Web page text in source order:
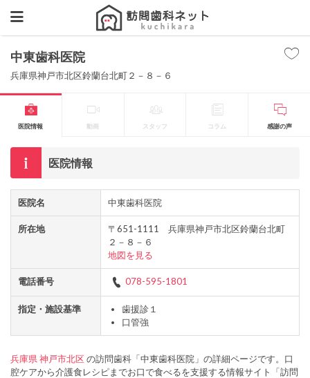
中東歯科医院
兵庫県神戸市北区鈴蘭台北町２－８－６
医院情報 動画 スタッフ コラム 感謝の声
医院情報
医院名 中東歯科医院
所在地
〒651-1111 兵庫県神戸市北区鈴蘭台北町
２－８－６
地図を見る
電話番号 078-595-1801
指定・施設基準
歯援診１
口管強
兵庫県 神戸市北区の訪問歯科「中東歯科医院」の詳細ページです。口
腔ケアから介護食レシピまでお口で食べるを支援する情報サイト「訪問